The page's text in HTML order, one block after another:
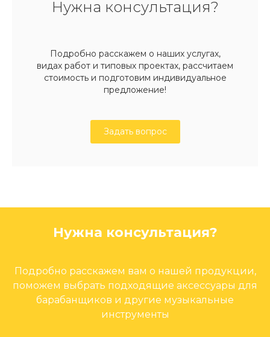
Нужна консультация?
Подробно расскажем о наших услугах,
видах работ и типовых проектах, рассчитаем
стоимость и подготовим индивидуальное
предложение!
Задать вопрос
Нужна консультация?
Подробно расскажем вам о нашей продукции,
поможем выбрать подходящие аксессуары для
барабанщиков и другие музыкальные
инструменты